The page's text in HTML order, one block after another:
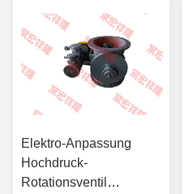
Elektro-Anpassung
Hochdruck-
Rotationsventil